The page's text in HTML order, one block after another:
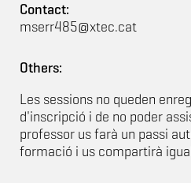
Contact:
mserr485@xtec.cat
Others:
Les sessions no queden
d'inscripció i de no poder
professor us farà un passi
formació i us compartirà